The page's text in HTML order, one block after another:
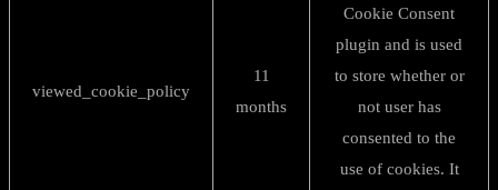
viewed_cookie_policy
11
months
Cookie Consent
plugin and is used
to store whether or
not user has
consented to the
use of cookies. It